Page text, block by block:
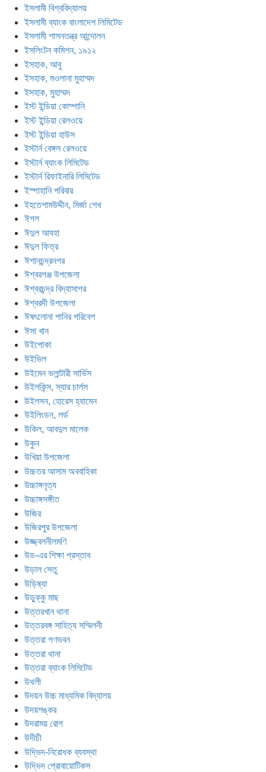
ইসলামী বিশ্ববিদ্যালয়
ইসলামী ব্যাংক বাংলাদেশ লিমিটেড
ইসলামী শাসনতন্ত্র আন্দোলন
ইসলিংটন কমিশন, ১৯১২
ইসহাক, আবু
ইসহাক, মওলানা মুহাম্মদ
ইসহাক, মুহাম্মদ
ইস্ট ইন্ডিয়া কোম্পানি
ইস্ট ইন্ডিয়া রেলওয়ে
ইস্ট ইন্ডিয়া হাউস
ইস্টার্ন বেঙ্গল রেলওয়ে
ইস্টার্ন ব্যাংক লিমিটেড
ইস্টার্ন রিফাইনারি লিমিটেড
ইস্পাহানি পরিবার
ইহতেশামউদ্দীন, মির্জা শেখ
ঈগল
ঈদুল আযহা
ঈদুল ফিত্‌র
ঈশানচন্দ্রনগর
ঈশ্বরগঞ্জ উপজেলা
ঈশ্বরচন্দ্র বিদ্যাসাগর
ঈশ্বরদী উপজেলা
ঈষৎলোনা পানির পরিবেশ
ঈসা খান
উইপোকা
উইভিল
উইমেন ভলান্টারী সার্ভিস
উইলকিন্স, স্যার চার্লস
উইলসন, হোরেস হ্যামেন
উইলিংডন, লর্ড
উকিল, আবদুল মালেক
উকুন
উখিয়া উপজেলা
উচ্চতর আসাম অববাহিকা
উচ্চাঙ্গনৃত্য
উচ্চাঙ্গসঙ্গীত
উজির
উজিরপুর উপজেলা
উজ্জ্বলনীলমণি
উড-এর শিক্ষা প্রস্তাব
উড়াল সেতু
উড়িষ্যা
উড়ুক্কু মাছ
উত্তরখান থানা
উত্তরবঙ্গ সাহিত্য সম্মিলনী
উত্তরা গণভবন
উত্তরা থানা
উত্তরা ব্যাংক লিমিটেড
উথলী
উদয়ন উচ্চ মাধ্যমিক বিদ্যালয়
উদয়শঙ্কর
উদরাময় রোগ
উদীচী
উদ্ভিদ-নিরোধক ব্যবস্থা
উদ্ভিদ প্রোবায়োটিকস